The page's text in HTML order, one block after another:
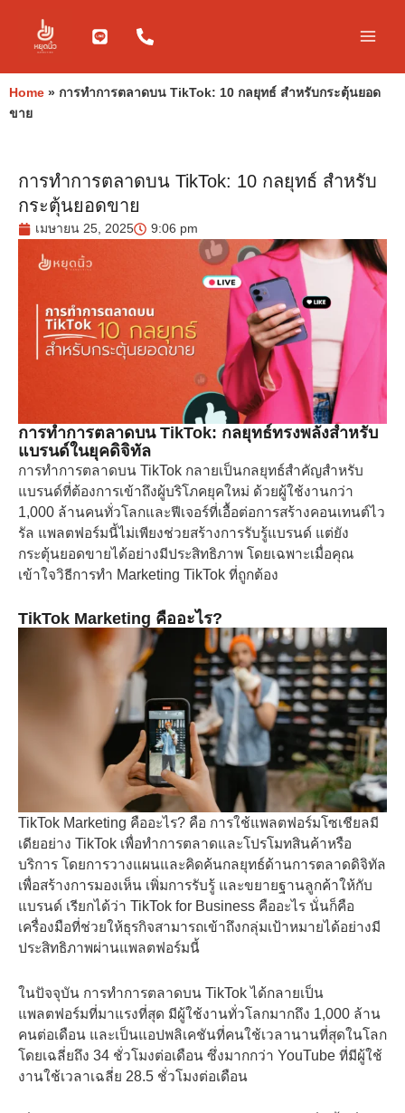
content
Home » การทำการตลาดบน TikTok: 10 กลยุทธ์ สำหรับกระตุ้นยอด
ขาย
การทำการตลาดบน TikTok: 10 กลยุทธ์ สำหรับ
กระตุ้นยอดขาย
เมษายน 25, 2025 9:06 pm
การทำการตลาดบน TikTok: กลยุทธ์ทรงพลังสำหรับ
แบรนด์ในยุคดิจิทัล
การทำการตลาดบน TikTok กลายเป็นกลยุทธ์สำคัญสำหรับ
แบรนด์ที่ต้องการเข้าถึงผู้บริโภคยุคใหม่ ด้วยผู้ใช้งานกว่า
1,000 ล้านคนทั่วโลกและฟีเจอร์ที่เอื้อต่อการสร้างคอนเทนต์ไว
รัล แพลตฟอร์มนี้ไม่เพียงช่วยสร้างการรับรู้แบรนด์ แต่ยัง
กระตุ้นยอดขายได้อย่างมีประสิทธิภาพ โดยเฉพาะเมื่อคุณ
เข้าใจวิธีการทำ Marketing TikTok ที่ถูกต้อง
TikTok Marketing คืออะไร?
TikTok Marketing คืออะไร? คือ การใช้แพลตฟอร์มโซเชียลมี
เดียอย่าง TikTok เพื่อทำการตลาดและโปรโมทสินค้าหรือ
บริการ โดยการวางแผนและคิดค้นกลยุทธ์ด้านการตลาดดิจิทัล
เพื่อสร้างการมองเห็น เพิ่มการรับรู้ และขยายฐานลูกค้าให้กับ
แบรนด์ เรียกได้ว่า TikTok for Business คืออะไร นั่นก็คือ
เครื่องมือที่ช่วยให้ธุรกิจสามารถเข้าถึงกลุ่มเป้าหมายได้อย่างมี
ประสิทธิภาพผ่านแพลตฟอร์มนี้
ในปัจจุบัน การทำการตลาดบน TikTok ได้กลายเป็น
แพลตฟอร์มที่มาแรงที่สุด มีผู้ใช้งานทั่วโลกมากถึง 1,000 ล้าน
คนต่อเดือน และเป็นแอปพลิเคชันที่คนใช้เวลานานที่สุดในโลก
โดยเฉลี่ยถึง 34 ชั่วโมงต่อเดือน ซึ่งมากกว่า YouTube ที่มีผู้ใช้
งานใช้เวลาเฉลี่ย 28.5 ชั่วโมงต่อเดือน